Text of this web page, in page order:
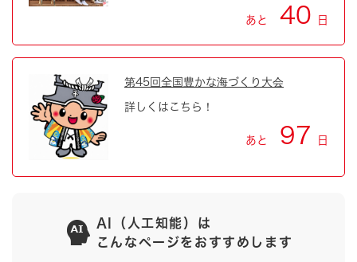
あと 40 日
第45回全国豊かな海づくり大会
詳しくはこちら！
あと 97 日
AI（人工知能）は
こんなページをおすすめします